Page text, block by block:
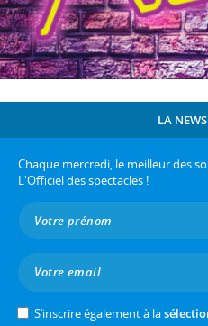
LA
Chaque mercredi, le meilleur des
L'Officiel des spectacles !
S’inscrire également à la